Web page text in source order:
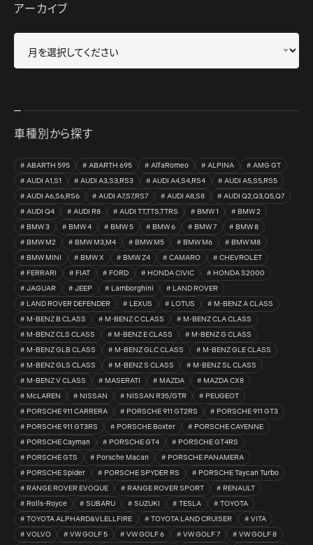
アーカイブ
車種別から探す
ABARTH 595 ABARTH 695 AlfaRomeo ALPINA
AMG GT
AUDI A1,S1
AUDI A3,S3,RS3 AUDI A4,S4,RS4
AUDI A5,S5,RS5
AUDI A6,S6,RS6
AUDI A7,S7,RS7 AUDI A8,S8
AUDI Q2,Q3,Q5,Q7
AUDI Q4
AUDI R8 AUDI TT,TTS,TTRS BMW 1
BMW 2
BMW 3
BMW 4 BMW 5 BMW 6 BMW 7
BMW 8
BMW M2
BMW M3,M4 BMW M5 BMW M6
BMW M8
BMW MINI
BMW X BMW Z4 CAMARO
CHEVROLET
FERRARI
FIAT FORD HONDA CIVIC
HONDA S2000
JAGUAR
JEEP Lamborghini
LAND ROVER
LAND ROVER DEFENDER
LEXUS LOTUS
M-BENZ A CLASS
M-BENZ B CLASS
M-BENZ C CLASS
M-BENZ CLA CLASS
M-BENZ CLS CLASS
M-BENZ E CLASS
M-BENZ G CLASS
M-BENZ GLB CLASS
M-BENZ GLC CLASS
M-BENZ GLE CLASS
M-BENZ GLS CLASS
M-BENZ S CLASS
M-BENZ SL CLASS
M-BENZ V CLASS
MASERATI MAZDA
MAZDA CX8
McLAREN
NISSAN NISSAN R35/GTR
PEUGEOT
PORSCHE 911 CARRERA
PORSCHE 911 GT2RS
PORSCHE 911 GT3
PORSCHE 911 GT3RS
PORSCHE Boxter
PORSCHE CAYENNE
PORSCHE Cayman
PORSCHE GT4
PORSCHE GT4RS
PORSCHE GTS
Porsche Macan
PORSCHE PANAMERA
PORSCHE Spider
PORSCHE SPYDER RS
PORSCHE Taycan Turbo
RANGE ROVER EVOQUE
RANGE ROVER SPORT
RENAULT
Rolls-Royce
SUBARU SUZUKI TESLA
TOYOTA
TOYOTA ALPHARD&VLELLFIRE
TOYOTA LAND CRUISER
VITA
VOLVO
VW GOLF 5 VW GOLF 6 VW GOLF 7 VW GOLF 8